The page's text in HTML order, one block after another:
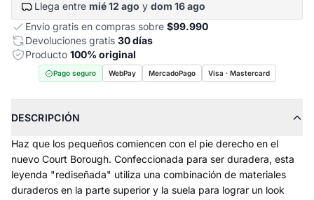
Llega entre mié 12 ago y dom 16 ago
Envío gratis en compras sobre $99.990
Devoluciones gratis 30 días
Producto 100% original
Pago seguro WebPay MercadoPago Visa · Mastercard
DESCRIPCIÓN
Haz que los pequeños comiencen con el pie derecho en el
nuevo Court Borough. Confeccionada para ser duradera, esta
leyenda "rediseñada" utiliza una combinación de materiales
duraderos en la parte superior y la suela para lograr un look